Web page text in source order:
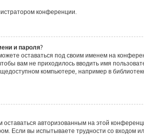
конференции.
и пароля?
оставаться под своим именем на
вам не приходилось вводить имя
компьютере, например в
авторизованным на этой
Если вы испытываете трудности со